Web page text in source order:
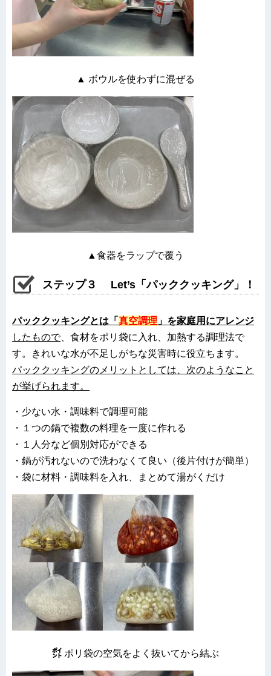
▲ ボウルを使わずに混ぜる
▲食器をラップで覆う
ステップ３ Let’s「パッククッキング」！
パッククッキングとは「 真空調理 」を家庭用にアレンジ
したもので、食材をポリ袋に入れ、加熱する調理法で
す。きれいな水が不足しがちな災害時に役立ちます。
パッククッキングのメリットとしては、次のようなこと
が挙げられます。
・少ない水・調味料で調理可能
・１つの鍋で複数の料理を一度に作れる
・１人分など個別対応ができる
・鍋が汚れないので洗わなくて良い（後片付けが簡単）
・袋に材料・調味料を入れ、まとめて湯がくだけ
㌽ ポリ袋の空気をよく抜いてから結ぶ